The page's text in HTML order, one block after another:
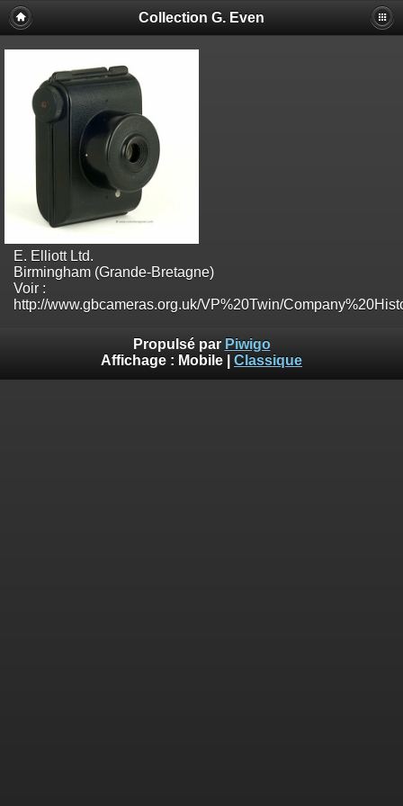
Collection G. Even
E. Elliott Ltd.
Birmingham (Grande-Bretagne)
Voir :
http://www.gbcameras.org.uk/VP%20Twin/
Propulsé par Piwigo
Affichage : Mobile Classique